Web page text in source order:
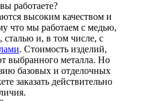
работаете?
высоким качеством и
что мы работаем с медью,
и, в том числе, с
. Стоимость изделий,
выбранного металла. Но
базовых и отделочных
заказать действительно